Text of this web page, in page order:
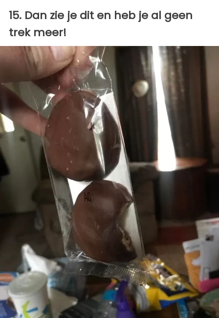
15. Dan zie je dit en heb je al geen
trek meer!